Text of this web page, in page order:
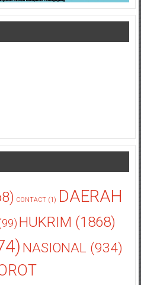
DAERAH
HUKRIM(1868)
NASIONAL(934)
SOSBUD